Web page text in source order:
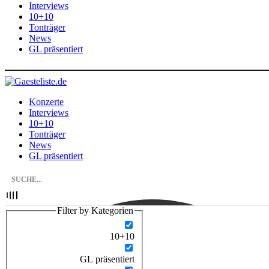
Interviews
10+10
Tonträger
News
GL präsentiert
Konzerte
Interviews
10+10
Tonträger
News
GL präsentiert
Filter by Kategorien
10+10
GL präsentiert